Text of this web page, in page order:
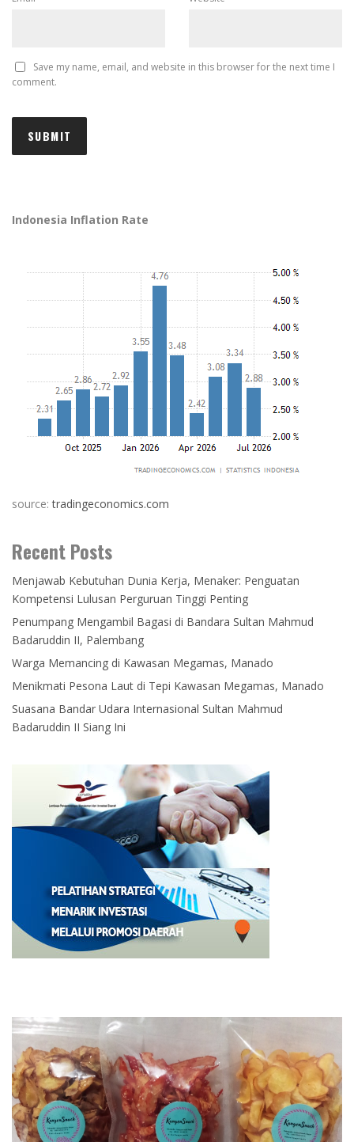
Save my name, email, and website in this browser for the next time I
comment.
Indonesia Inflation Rate
source:tradingeconomics.com
Recent Posts
Menjawab Kebutuhan Dunia Kerja, Menaker: Penguatan
Kompetensi Lulusan Perguruan Tinggi Penting
Penumpang Mengambil Bagasi di Bandara Sultan Mahmud
Badaruddin II, Palembang
Warga Memancing di Kawasan Megamas, Manado
Menikmati Pesona Laut di Tepi Kawasan Megamas, Manado
Suasana Bandar Udara Internasional Sultan Mahmud
Badaruddin II Siang Ini